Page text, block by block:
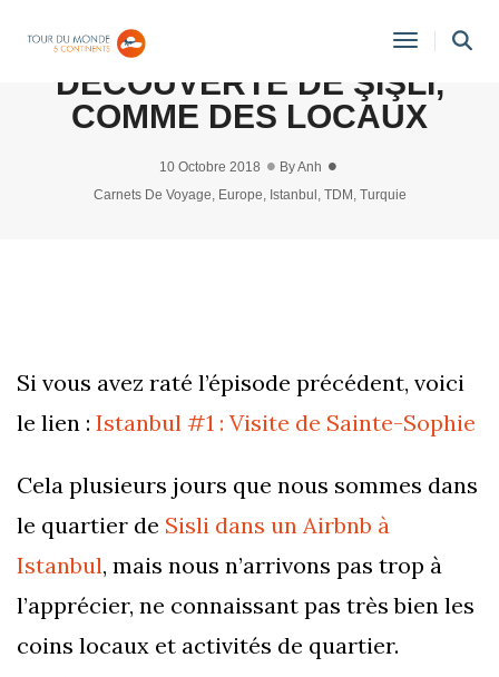
Toggle
ISTANBUL (TURQUIE) #2 :
DÉCOUVERTE DE ŞIŞLI,
COMME DES LOCAUX
10 Octobre 2018 ByAnh
Carnets De Voyage, Europe, Istanbul , TDM , Turquie
Si vous avez raté l’épisode précédent, voici
le lien : Istanbul #1 : Visite de Sainte-Sophie
Cela plusieurs jours que nous sommes dans
le quartier de Sisli dans un Airbnb à
Istanbul, mais nous n’arrivons pas trop à
l’apprécier, ne connaissant pas très bien les
coins locaux et activités de quartier.